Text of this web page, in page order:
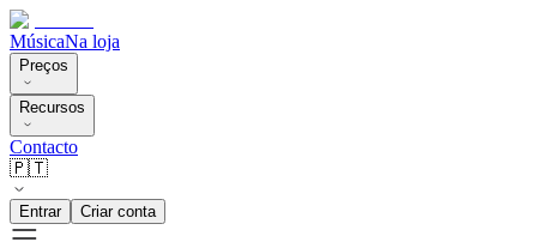
MúsicaNa loja
Preços
Recursos
Contacto
🇵🇹
Entrar Criar conta